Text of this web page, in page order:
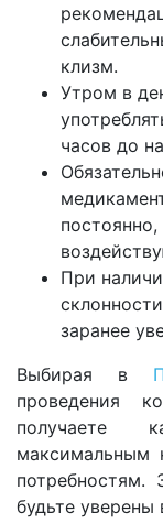
клизм.
Утром в
часов до
При
заранее
Выбирая в
проведения
получаете
потребностям.
будьте уверены